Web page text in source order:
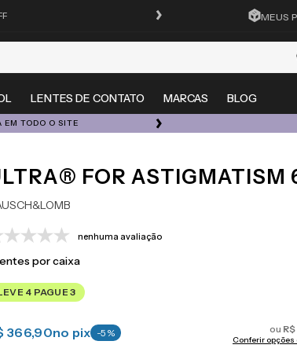
MEUS
LENTES DE CONTATO MARCAS BLOG
TODO O SITE ÓCULOS DE GRAU, SOL E
FOR ASTIGMATISM
nenhuma avaliação
por caixa
4 PAGUE 3
366,90no pix -5 % ou R$
Conferir